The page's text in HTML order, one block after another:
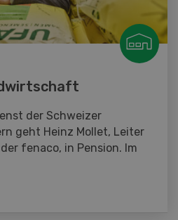
der Schweizer
geht Heinz Mollet, Leiter
fenaco, in Pension. Im